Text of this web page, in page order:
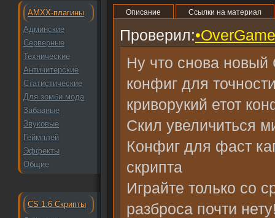
AMXX-плагины
Админские
Серверные
Технические
Античитерские
Статистические
Для зомби мода
Забавные
Звуковые
Геймплей
Эффекты
Общие
CS 1.6 Скрипты
Описание Ссылки на материал
Проверил:
Ну что снова новый
конфиг для
криворукий етот
Скил увеличиться
Конфиг для фаст
скрипта
Играйте только со
разброса почти